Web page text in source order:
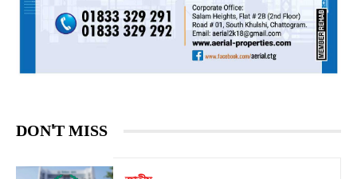
DON'T MISS